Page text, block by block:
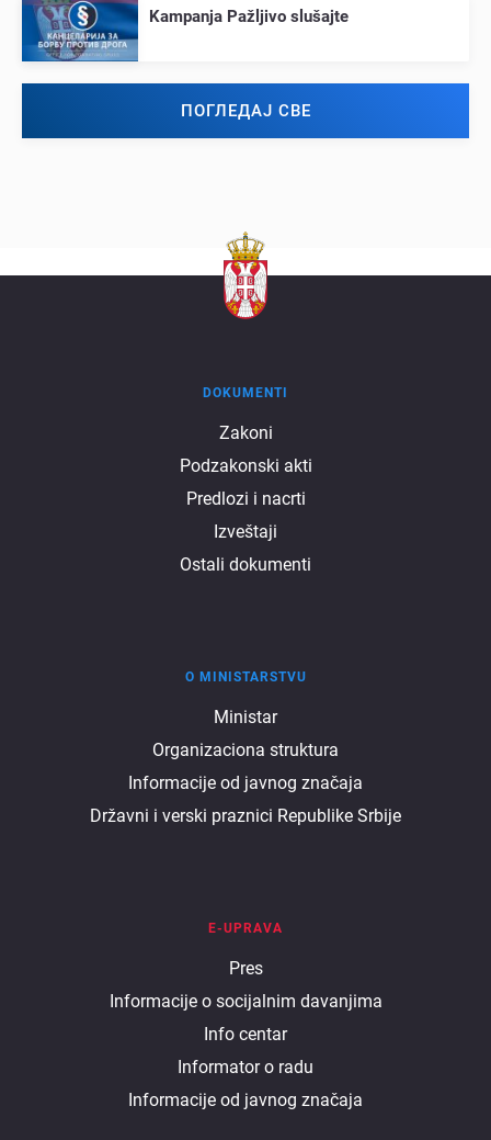
Kampanja Pažljivo slušajtе
ПОГЛЕДАЈ СВЕ
DOKUMENTI
Zakoni
Podzakonski akti
Predlozi i nacrti
Izveštaji
Ostali dokumenti
ministarstvu
O MINISTARSTVU
Ministar
Organizaciona struktura
Informacije od javnog značaja
Državni i verski praznici Republike Srbije
E-UPRAVA
Pres
Informacije o socijalnim davanjima
Info centar
Informator o radu
Informacije od javnog značaja